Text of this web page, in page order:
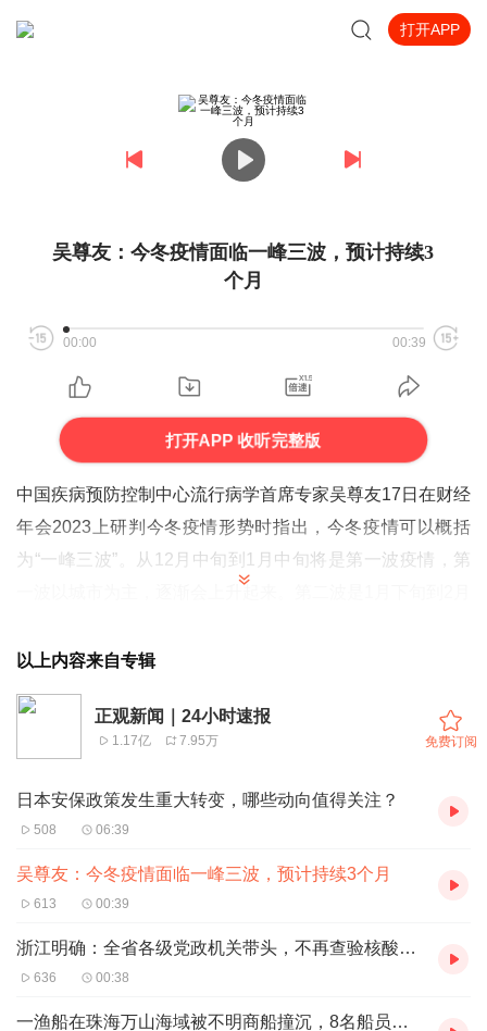
打开APP
吴尊友：今冬疫情面临一峰三波，预计持续3
个月
00:00 00:39
打开APP 收听完整版
中国疾病预防控制中心流行病学首席专家吴尊友17日在财经
年会2023上研判今冬疫情形势时指出，今冬疫情可以概括
为“一峰三波”。从12月中旬到1月中旬将是第一波疫情，第
月下旬到3月中旬，春节后返岗返工。这三波疫情构成了今
冬的新冠流行峰，持续大概三个月左右。
以上内容来自专辑
正观新闻｜24小时速报
1.17亿 7.95万 免费订阅
日本安保政策发生重大转变，哪些动向值得关注？
508 06:39
吴尊友：今冬疫情面临一峰三波，预计持续3个月
613 00:39
浙江明确：全省各级党政机关带头，不再查验核酸证明
636 00:38
一渔船在珠海万山海域被不明商船撞沉，8名船员全部获救